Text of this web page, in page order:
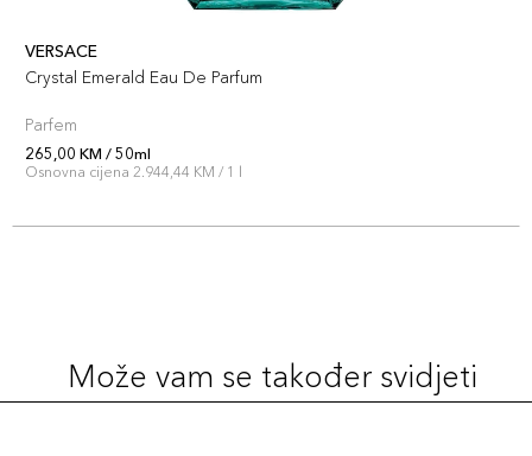
VERSACE
Crystal Emerald Eau De Parfum
Parfem
265,00 KM / 50ml
Osnovna cijena 2.944,44 KM / 1 l
Može vam se također svidjeti